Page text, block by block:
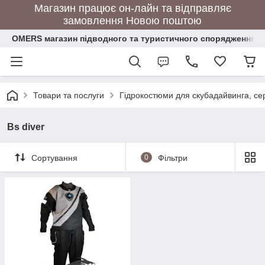
Магазин працює он-лайн та відправляє
замовлення Новою поштою
OMERS магазин підводного та туристичного спорядження
Товари та послуги Гідрокостюми для скубадайвинга,
Bs diver
Сортування 0 Фільтри